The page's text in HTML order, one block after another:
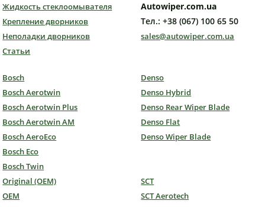
Жидкость стеклоомывателя
Крепление дворников
Неполадки дворников
Статьи
Autowiper.com.ua
Тел.: +38 (067) 100 65 50
sales@autowiper.com.ua
Bosch
Bosch Aerotwin
Bosch Aerotwin Plus
Bosch Aerotwin AM
Bosch AeroEco
Bosch Eco
Bosch Twin
Denso
Denso Hybrid
Denso Rear Wiper Blade
Denso Flat
Denso Wiper Blade
Original (OEM)
OEM
SCT
SCT Aerotech